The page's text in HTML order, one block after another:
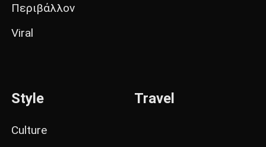
Περιβάλλον
Viral
Style
Culture
Travel